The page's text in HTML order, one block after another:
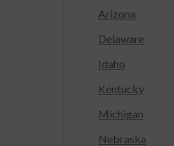
Arizona
Delaware
Idaho
Kentucky
Michigan
Nebraska